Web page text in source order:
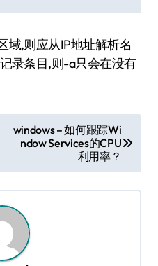
域,则应从IP地址解析名
录条目,则-a只会在没有
windows – 如何跟踪Wi
ndow Services的CPU
利用率？